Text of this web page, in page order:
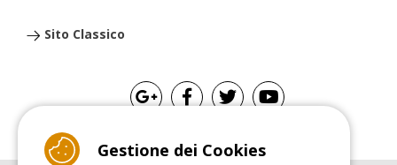
Sito Classico
Gestione dei Cookies